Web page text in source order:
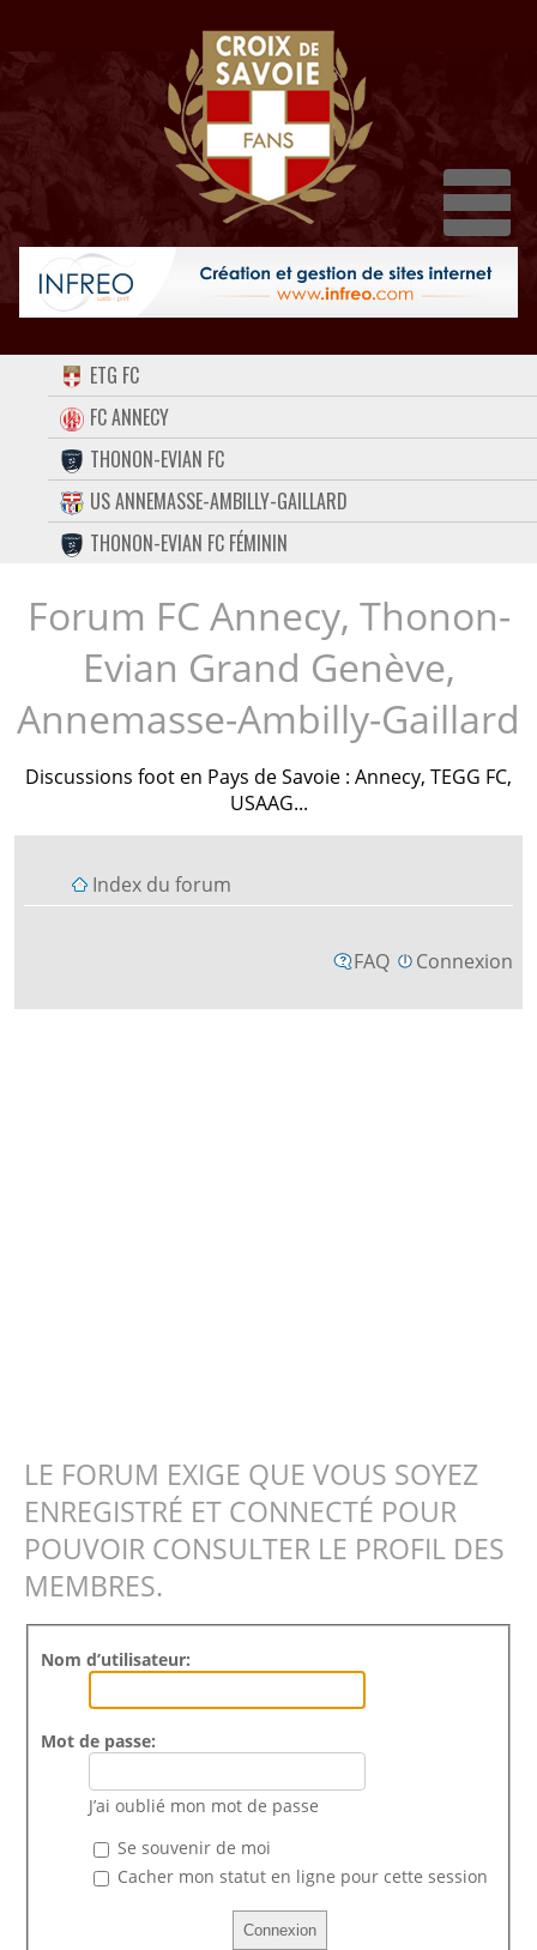
ACCUEIL
FORUM
CONTACT
FACEBOOK
TWITTER
INSTAGRAM
ETG FC
FC ANNECY
THONON-EVIAN FC
US ANNEMASSE-AMBILLY-GAILLARD
THONON-EVIAN FC FÉMININ
Forum FC Annecy, Thonon-
Evian Grand Genève,
Annemasse-Ambilly-Gaillard
Discussions foot en Pays de Savoie : Annecy, TEGG FC,
USAAG...
Index du forum
FAQ Connexion
LE FORUM EXIGE QUE VOUS SOYEZ
ENREGISTRÉ ET CONNECTÉ POUR
POUVOIR CONSULTER LE PROFIL DES
MEMBRES.
Nom d’utilisateur:
Mot de passe:
J’ai oublié mon mot de passe
Se souvenir de moi
Cacher mon statut en ligne pour cette session